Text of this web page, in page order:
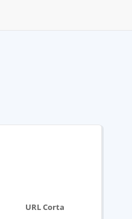
URL Corta